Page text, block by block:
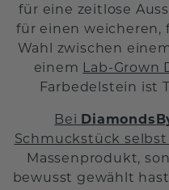
für eine zeitlose
für einen weicheren,
Wahl zwischen
einem Lab-Grown
Farbedelstein ist
Bei
Schmuckstück
Massenprodukt,
bewusst gewählt